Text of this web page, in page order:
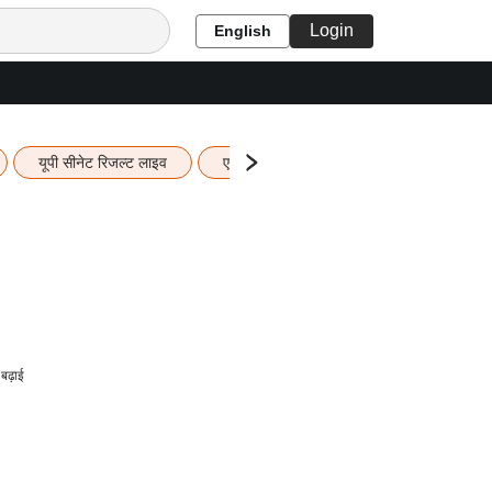
English Login
यूपी सीनेट रिजल्ट लाइव एचबीएसई 12वीं का रिजल्ट लाइव